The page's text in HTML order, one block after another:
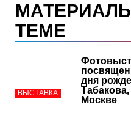
ТЕМЕ
ВЫСТАВКА
дня
Москве